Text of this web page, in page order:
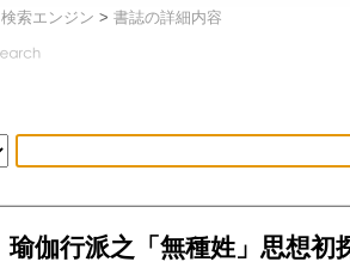
検索エンジン > 書誌の詳細内容
瑜伽行派之「無種姓」思想